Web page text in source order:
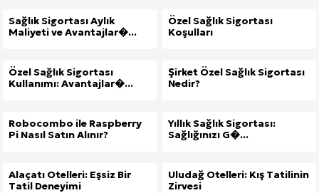
Sağlık Sigortası Aylık
Maliyeti ve Avantajlar�...
Özel Sağlık Sigortası
Koşulları
Özel Sağlık Sigortası
Kullanımı: Avantajlar�...
Şirket Özel Sağlık Sigortası
Nedir?
Robocombo ile Raspberry
Pi Nasıl Satın Alınır?
Yıllık Sağlık Sigortası:
Sağlığınızı G�...
Alaçatı Otelleri: Eşsiz Bir
Tatil Deneyimi
Uludağ Otelleri: Kış Tatilinin
Zirvesi